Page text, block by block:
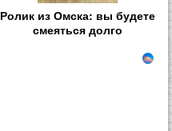
Ролик из Омска: вы будете
смеяться долго